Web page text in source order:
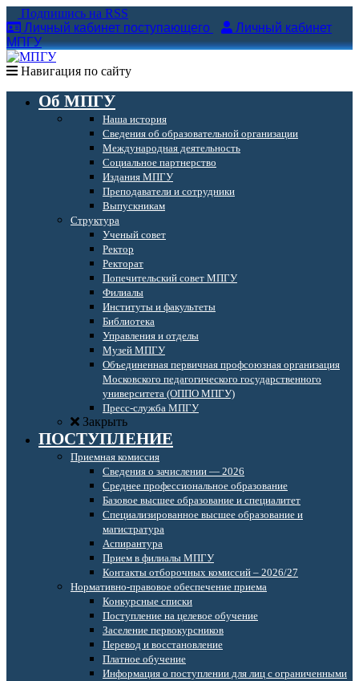
Подпишись на RSS
Личный кабинет поступающего
Личный кабинет
МПГУ
Навигация по сайту
Об МПГУ
Наша история
Сведения об образовательной организации
Международная деятельность
Социальное партнерство
Издания МПГУ
Преподаватели и сотрудники
Выпускникам
Структура
Ученый совет
Ректор
Ректорат
Попечительский совет МПГУ
Филиалы
Институты и факультеты
Библиотека
Управления и отделы
Музей МПГУ
Объединенная первичная профсоюзная организация
Московского педагогического государственного
университета (ОППО МПГУ)
Пресс-служба МПГУ
Закрыть
ПОСТУПЛЕНИЕ
Приемная комиссия
Сведения о зачислении — 2026
Среднее профессиональное образование
Базовое высшее образование и специалитет
Специализированное высшее образование и
магистратура
Аспирантура
Прием в филиалы МПГУ
Контакты отборочных комиссий – 2026/27
Нормативно-правовое обеспечение приема
Конкурсные списки
Поступление на целевое обучение
Заселение первокурсников
Перевод и восстановление
Платное обучение
Информация о поступлении для лиц с ограниченными